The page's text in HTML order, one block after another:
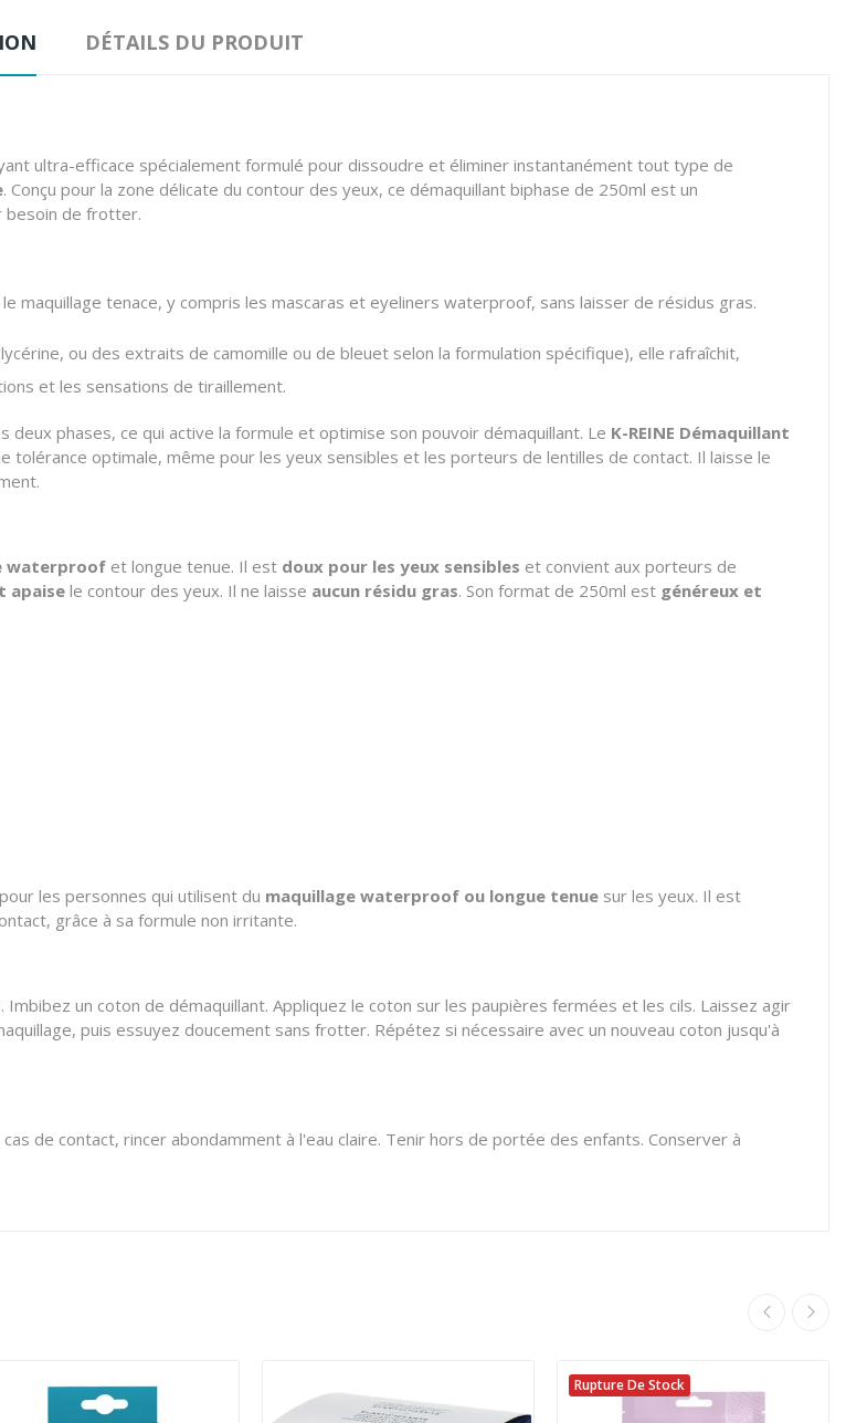
DÉTAILS DU PRODUIT
ultra-efficace spécialement formulé pour dissoudre et éliminer instantanément tout type de
. Conçu pour la zone délicate du contour des yeux, ce démaquillant biphase de 250ml est un
besoin de frotter.
maquillage tenace, y compris les mascaras et eyeliners waterproof, sans laisser de résidus gras.
ou des extraits de camomille ou de bleuet selon la formulation spécifique), elle rafraîchit,
et les sensations de tiraillement.
phases, ce qui active la formule et optimise son pouvoir démaquillant. Le K-REINE Démaquillant
optimale, même pour les yeux sensibles et les porteurs de lentilles de contact. Il laisse le
waterproof et longue tenue. Il est doux pour les yeux sensibles et convient aux porteurs de
apaisele contour des yeux. Il ne laisse aucun résidu gras. Son format de 250ml est généreux et
les personnes qui utilisent du maquillage waterproof ou longue tenue sur les yeux. Il est
grâce à sa formule non irritante.
un coton de démaquillant. Appliquez le coton sur les paupières fermées et les cils. Laissez agir
puis essuyez doucement sans frotter. Répétez si nécessaire avec un nouveau coton jusqu'à
de contact, rincer abondamment à l'eau claire. Tenir hors de portée des enfants. Conserver à
Rupture De Stock